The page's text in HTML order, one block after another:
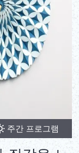
주간 프로그램